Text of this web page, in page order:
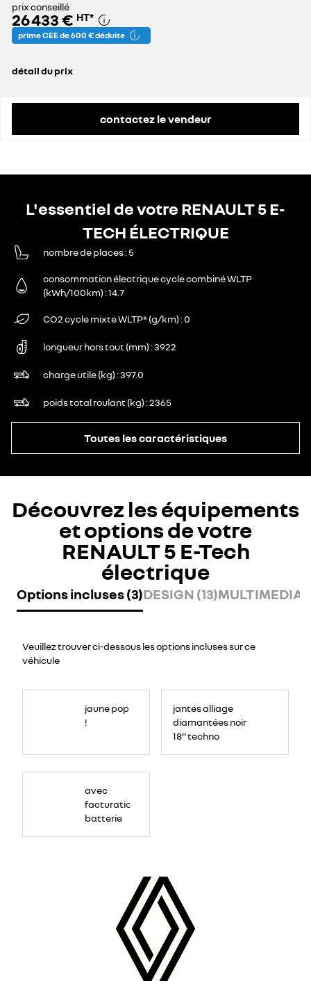
prix conseillé
26 433 € HT*
prime CEE de 600 € déduite
détail du prix
contactez le vendeur
L'essentiel de votre RENAULT 5 E-
TECH ÉLECTRIQUE
nombre de places 5
consommation électrique cycle combiné WLTP
(kWh/100km) 14.7
CO2 cycle mixte WLTP* (g/km) 0
longueur hors tout (mm) 3922
charge utile (kg) 397.0
poids total roulant (kg) 2365
Toutes les caractéristiques
Découvrez les équipements
et options de votre
RENAULT 5 E-Tech
électrique
Options incluses (3)DESIGN (13)MULTIMEDIA
Veuillez trouver ci-dessous les options incluses sur ce
véhicule
jaune pop
!
jantes alliage
diamantées noir
18'' techno
avec
facturation
batterie